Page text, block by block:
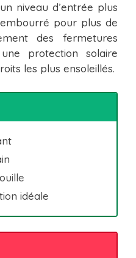
niveau d’entrée plus
pour plus de
des fermetures
protection solaire
les plus ensoleillés.
idéale